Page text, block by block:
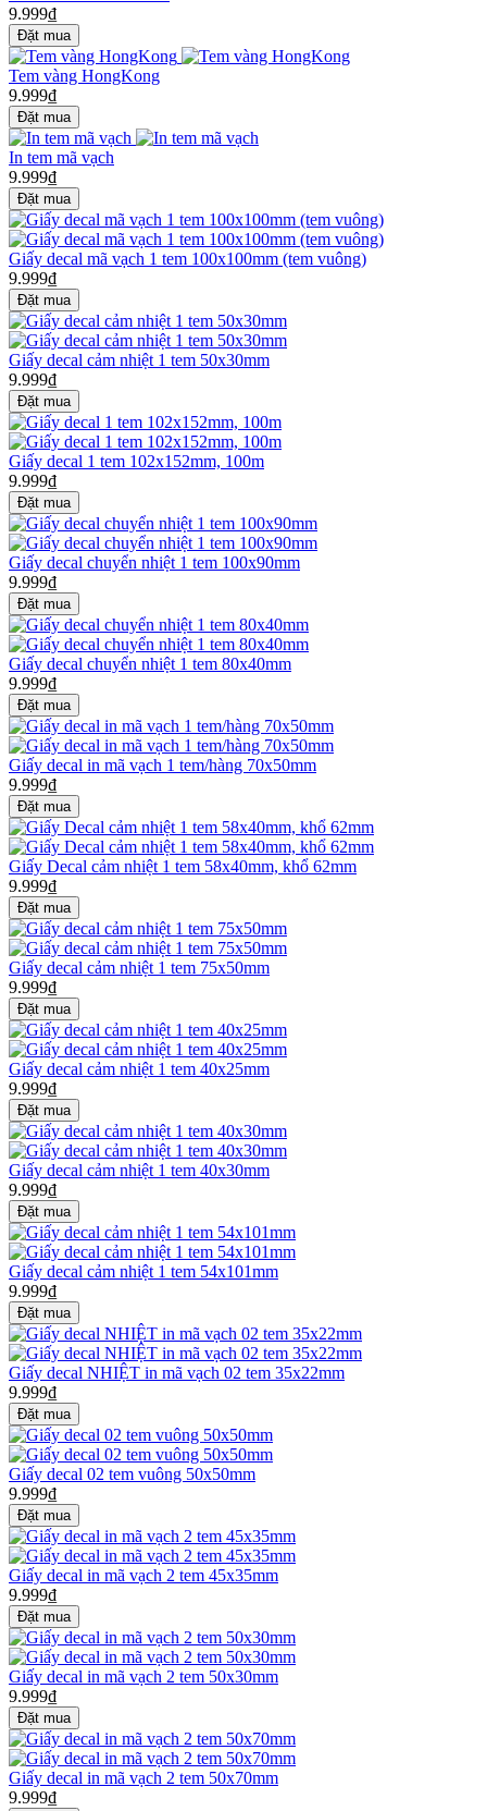
9.999₫
Tem vàng HongKong
9.999₫
In tem mã vạch
9.999₫
Giấy decal mã vạch 1 tem 100x100mm (tem vuông)
9.999₫
Giấy decal cảm nhiệt 1 tem 50x30mm
9.999₫
Giấy decal 1 tem 102x152mm, 100m
9.999₫
Giấy decal chuyển nhiệt 1 tem 100x90mm
9.999₫
Giấy decal chuyển nhiệt 1 tem 80x40mm
9.999₫
Giấy decal in mã vạch 1 tem/hàng 70x50mm
9.999₫
Giấy Decal cảm nhiệt 1 tem 58x40mm, khổ 62mm
9.999₫
Giấy decal cảm nhiệt 1 tem 75x50mm
9.999₫
Giấy decal cảm nhiệt 1 tem 40x25mm
9.999₫
Giấy decal cảm nhiệt 1 tem 40x30mm
9.999₫
Giấy decal cảm nhiệt 1 tem 54x101mm
9.999₫
Giấy decal NHIỆT in mã vạch 02 tem 35x22mm
9.999₫
Giấy decal 02 tem vuông 50x50mm
9.999₫
Giấy decal in mã vạch 2 tem 45x35mm
9.999₫
Giấy decal in mã vạch 2 tem 50x30mm
9.999₫
Giấy decal in mã vạch 2 tem 50x70mm
9.999₫